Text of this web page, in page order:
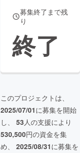
募集終了まで残
り
終了
このプロジェクトは、
2025/07/01に募集を開始
し、 53人の支援により
530,500円の資金を集
め、 2025/08/31に募集を